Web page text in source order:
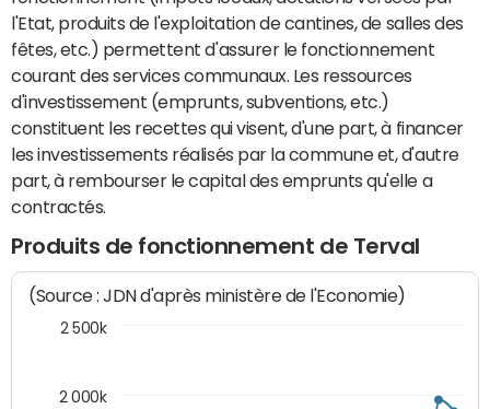
l'Etat, produits de l'exploitation de cantines, de salles des
fêtes, etc.) permettent d'assurer le fonctionnement
courant des services communaux. Les ressources
d'investissement (emprunts, subventions, etc.)
constituent les recettes qui visent, d'une part, à financer
les investissements réalisés par la commune et, d'autre
part, à rembourser le capital des emprunts qu'elle a
contractés.
Produits de fonctionnement de Terval
(Source : JDN d'après ministère de l'Economie)
2 000k
2 500k